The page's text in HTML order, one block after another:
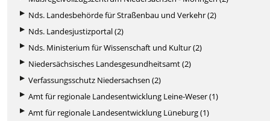
Nds. Landesbehörde für Straßenbau und Verkehr (2)
Nds. Landesjustizportal (2)
Nds. Ministerium für Wissenschaft und Kultur (2)
Niedersächsisches Landesgesundheitsamt (2)
Verfassungsschutz Niedersachsen (2)
Amt für regionale Landesentwicklung Leine-Weser (1)
Amt für regionale Landesentwicklung Lüneburg (1)